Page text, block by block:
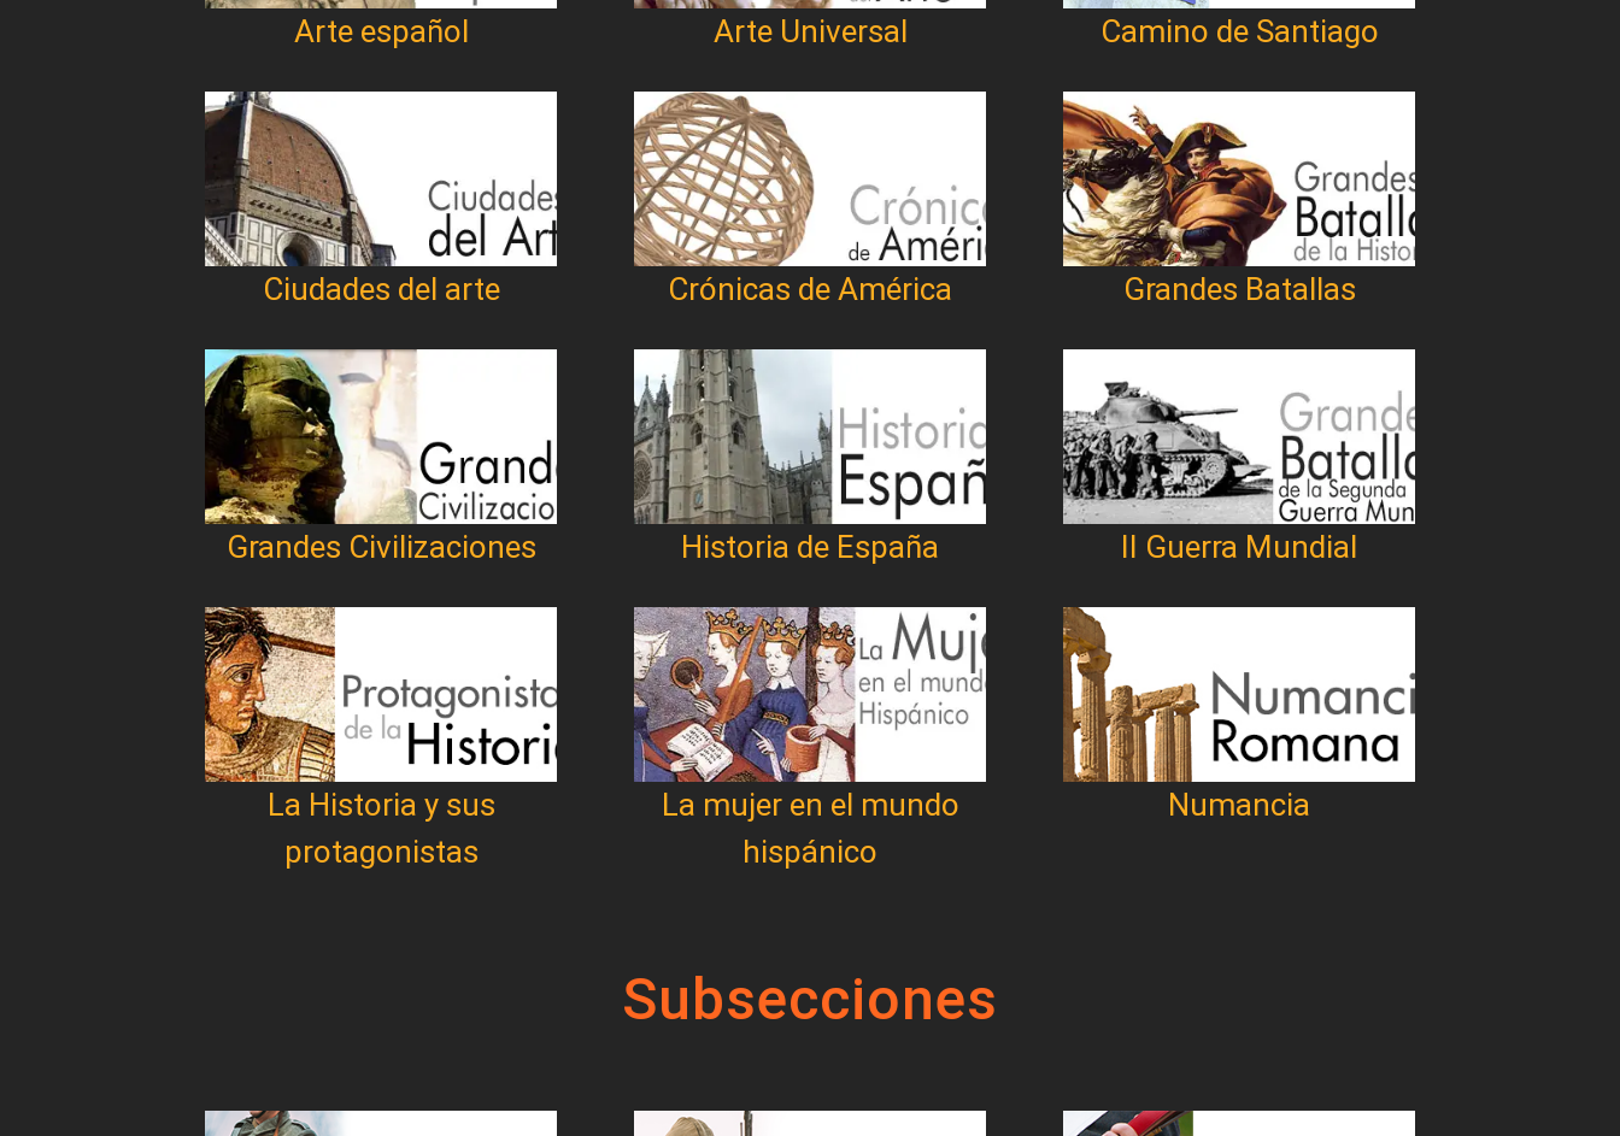
Arte español Arte Universal Camino de Santiago
Ciudades del arte Crónicas de América Grandes Batallas
Grandes Civilizaciones Historia de España II Guerra Mundial
La Historia y sus
protagonistas
La mujer en el mundo
hispánico
Numancia
Subsecciones